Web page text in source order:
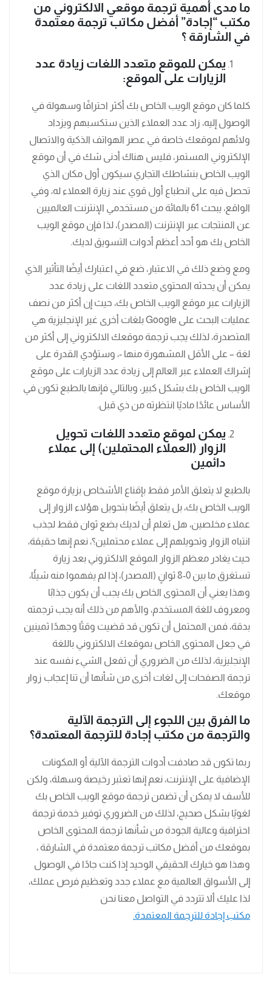
ما مدى أهمية ترجمة موقعي الالكتروني من
مكتب “إجادة” أفضل مكاتب ترجمة معتمدة
في الشارقة ؟
يمكن للموقع متعدد اللغات زيادة عدد
الزيارات على الموقع:
كلما كان موقع الويب الخاص بك أكثر احترافًا وسهولة في
الوصول إليه، زاد عدد العملاء الذين ستكسبهم ويزداد
ولائهم لموقعك خاصة في عصر الهواتف الذكية والاتصال
الإلكتروني المستمر، فليس هناك أدنى شك في أن موقع
الويب الخاص بنشاطك التجاري سيكون أول مكان الذي
تحصل فيه على انطباع أول قوي عند زيارة العملاء له، وفي
الواقع، يبحث 61 بالمائة من مستخدمي الإنترنت العالميين
عن المنتجات عبر الإنترنت (المصدر)، لذا فإن موقع الويب
الخاص بك هو أحد أعظم أدوات التسويق لديك.
ومع وضع ذلك في الاعتبار، ضع في اعتبارك أيضًا التأثير الذي
يمكن أن يحدثه المحتوى متعدد اللغات على زيادة عدد
الزيارات عبر موقع الويب الخاص بك، حيث إن أكثر من نصف
عمليات البحث على Google بلغات أخرى غير الإنجليزية هي
المتصدرة، لذلك يجب ترجمة موقعك الالكتروني إلى أكثر من
لغة – على الأقل المشهورة منها -، وستؤدي القدرة على
إشراك العملاء عبر العالم إلى زيادة عدد الزيارات على موقع
الويب الخاص بك بشكل كبير، وبالتالي فإنها بالطبع تكون في
الأساس عائدًا ماديًا انتظرته من ذي قبل.
يمكن لموقع متعدد اللغات تحويل
الزوار (العملاء المحتملين) إلى عملاء
دائمين
بالطبع لا يتعلق الأمر فقط بإقناع الأشخاص بزيارة موقع
الويب الخاص بك، بل يتعلق أيضًا بتحويل هؤلاء الزوار إلى
عملاء مخلصين، هل تعلم أن لديك بضع ثوان فقط لجذب
انتباه الزوار وتحويلهم إلى عملاء محتملين؟، نعم إنها حقيقة،
حيث يغادر معظم الزوار الموقع الالكتروني بعد زيارة
تستغرق ما بين 0-8 ثوانٍ (المصدر)، إذا لم يفهموا منه شيئًا،
وهذا يعني أن المحتوى الخاص بك يجب أن يكون جذابًا
ومعروف للغة المستخدم، والأهم من ذلك أنه يجب ترجمته
بدقة، فمن المحتمل أن تكون قد قضيت وقتًا وجهدًا ثمينين
في جعل المحتوى الخاص بموقعك الالكتروني باللغة
الإنجليزية، لذلك من الضروري أن تفعل الشيء نفسه عند
ترجمة الصفحات إلى لغات أخرى من شأنها أن تنا إعجاب زوار
موقعك.
ما الفرق بين اللجوء إلى الترجمة الآلية
والترجمة من مكتب إجادة للترجمة المعتمدة؟
ربما تكون قد صادفت أدوات الترجمة الآلية أو المكونات
الإضافية على الإنترنت، نعم إنها تعتبر رخيصة وسهلة، ولكن
للأسف لا يمكن أن تضمن ترجمة موقع الويب الخاص بك
لغويًا بشكل صحيج، لذلك من الضروري توفير خدمة ترجمة
احترافية وعالية الجودة من شأنها ترجمة المحتوى الخاص
بموقعك من أفضل مكاتب ترجمة معتمدة في الشارقة ،
وهذا هو خيارك الحقيقي الوحيد إذا كنت جادًا في الوصول
إلى الأسواق العالمية مع عملاء جدد وتعظيم فرص عملك،
لذا عليك ألا تتردد في التواصل معنا نحن
مكتب إجادة للترجمة المعتمدة.